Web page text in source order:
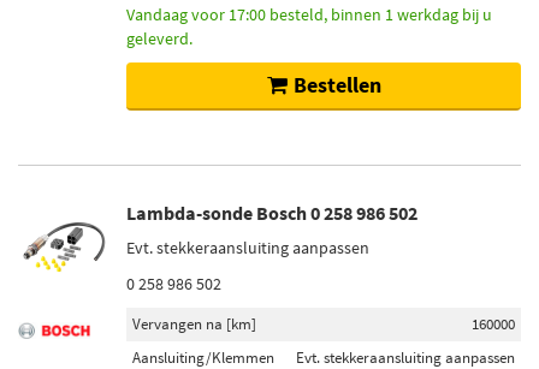
Op voorraad (7)
Vandaag voor 17:00 besteld, binnen 1 werkdag bij u
geleverd.
Bestellen
Lambda-sonde Bosch 0 258 986 502
Evt. stekkeraansluiting aanpassen
0 258 986 502
Vervangen na [km]
160000
Aansluiting/Klemmen
Evt. stekkeraansluiting aanpassen